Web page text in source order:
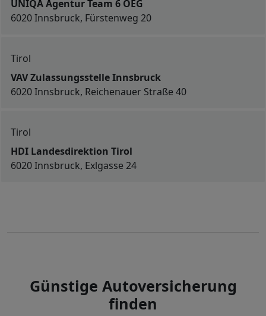
UNIQA Agentur Team 6 OEG
6020 Innsbruck, Fürstenweg 20
Tirol
VAV Zulassungsstelle Innsbruck
6020 Innsbruck, Reichenauer Straße 40
Tirol
HDI Landesdirektion Tirol
6020 Innsbruck, Exlgasse 24
Günstige Autoversicherung
finden